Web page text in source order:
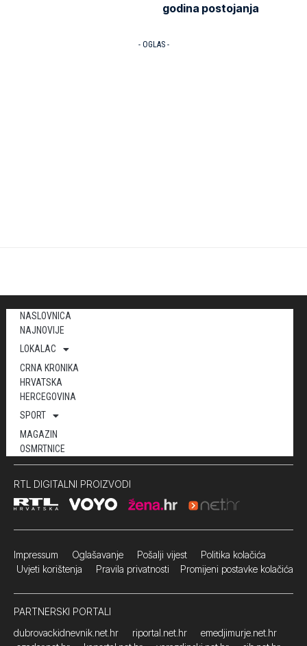
godina postojanja
- OGLAS -
NASLOVNICA
NAJNOVIJE
LOKALAC
CRNA KRONIKA
HRVATSKA
HERCEGOVINA
SPORT
MAGAZIN
OSMRTNICE
RTL DIGITALNI PROIZVODI
Impressum Oglašavanje Pošalji vijest Politika kolačića
Uvjeti korištenja Pravila privatnosti Promijeni postavke kolačića
PARTNERSKI PORTALI
dubrovackidnevnik.net.hr
riportal.net.hr
emedjimurje.net.hr